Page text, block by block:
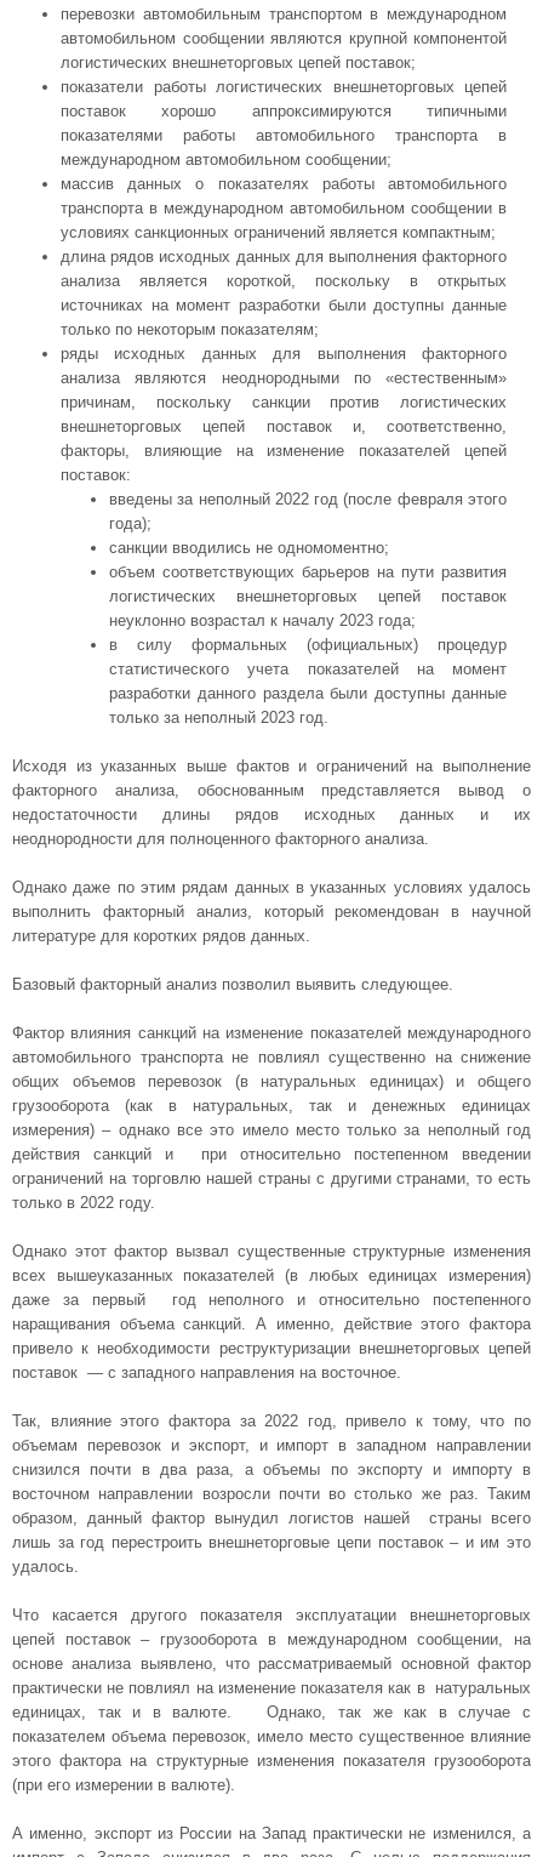
перевозки автомобильным транспортом в международном
автомобильном сообщении являются крупной компонентой
логистических внешнеторговых цепей поставок;
показатели работы логистических внешнеторговых цепей
поставок хорошо аппроксимируются типичными
показателями работы автомобильного транспорта в
международном автомобильном сообщении;
массив данных о показателях работы автомобильного
транспорта в международном автомобильном сообщении в
условиях санкционных ограничений является компактным;
длина рядов исходных данных для выполнения факторного
анализа является короткой, поскольку в открытых
источниках на момент разработки были доступны данные
только по некоторым показателям;
ряды исходных данных для выполнения факторного
анализа являются неоднородными по «естественным»
причинам, поскольку санкции против логистических
внешнеторговых цепей поставок и, соответственно,
факторы, влияющие на изменение показателей цепей
поставок:
введены за неполный 2022 год (после февраля этого
года);
санкции вводились не одномоментно;
объем соответствующих барьеров на пути развития
логистических внешнеторговых цепей поставок
неуклонно возрастал к началу 2023 года;
в силу формальных (официальных) процедур
статистического учета показателей на момент
разработки данного раздела были доступны данные
только за неполный 2023 год.
Исходя из указанных выше фактов и ограничений на выполнение
факторного анализа, обоснованным представляется вывод о
недостаточности длины рядов исходных данных и их
неоднородности для полноценного факторного анализа.
Однако даже по этим рядам данных в указанных условиях удалось
выполнить факторный анализ, который рекомендован в научной
литературе для коротких рядов данных.
Базовый факторный анализ позволил выявить следующее.
Фактор влияния санкций на изменение показателей международного
автомобильного транспорта не повлиял существенно на снижение
общих объемов перевозок (в натуральных единицах) и общего
грузооборота (как в натуральных, так и денежных единицах
измерения) – однако все это имело место только за неполный год
действия санкций и при относительно постепенном введении
ограничений на торговлю нашей страны с другими странами, то есть
только в 2022 году.
Однако этот фактор вызвал существенные структурные изменения
всех вышеуказанных показателей (в любых единицах измерения)
даже за первый год неполного и относительно постепенного
наращивания объема санкций. А именно, действие этого фактора
привело к необходимости реструктуризации внешнеторговых цепей
поставок — с западного направления на восточное.
Так, влияние этого фактора за 2022 год, привело к тому, что по
объемам перевозок и экспорт, и импорт в западном направлении
снизился почти в два раза, а объемы по экспорту и импорту в
восточном направлении возросли почти во столько же раз. Таким
образом, данный фактор вынудил логистов нашей страны всего
лишь за год перестроить внешнеторговые цепи поставок – и им это
удалось.
Что касается другого показателя эксплуатации внешнеторговых
цепей поставок – грузооборота в международном сообщении, на
основе анализа выявлено, что рассматриваемый основной фактор
практически не повлиял на изменение показателя как в натуральных
единицах, так и в валюте. Однако, так же как в случае с
показателем объема перевозок, имело место существенное влияние
этого фактора на структурные изменения показателя грузооборота
(при его измерении в валюте).
А именно, экспорт из России на Запад практически не изменился, а